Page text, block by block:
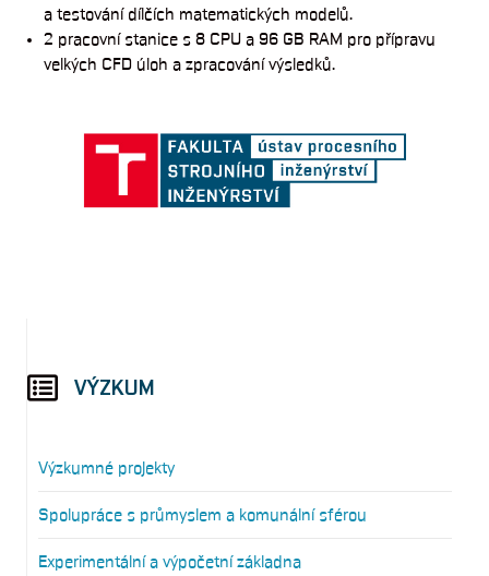
a testování dílčích matematických modelů.
2 pracovní stanice s 8 CPU a 96 GB RAM pro přípravu
velkých CFD úloh a zpracování výsledků.
VÝZKUM
Výzkumné projekty
Spolupráce s průmyslem a komunální sférou
Experimentální a výpočetní základna